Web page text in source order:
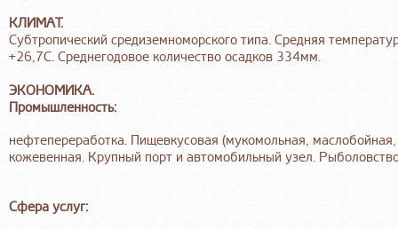
КЛИМАТ.
Субтропический средиземноморского типа. Средняя
+26,7С. Среднегодовое количество осадков 334мм.
ЭКОНОМИКА.
Промышленность:
нефтепереработка. Пищевкусовая (мукомольная,
кожевенная. Крупный порт и автомобильный узел.
Сфера услуг: